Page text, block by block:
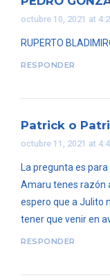
octubre 10, 2021 at
RUPERTO
RESPONDER
Patrick o
octubre 11, 2021 at
La pregunta es
Amaru tenes razón
espero que a Julito
tener que venir en
RESPONDER